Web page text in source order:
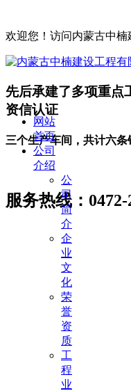
欢迎您！访问内蒙古中
先后承建了多项重点
资信认证
三个生产车间，共计六
服务热线：
网站
首页
公司
介绍
公
司
简
介
企
业
文
化
荣
誉
资
质
工
程
业